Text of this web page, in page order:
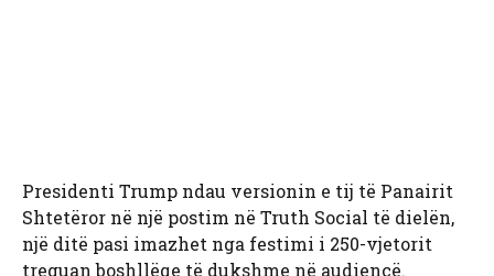
Presidenti Trump ndau versionin e tij të Panairit
Shtetëror në një postim në Truth Social të dielën,
një ditë pasi imazhet nga festimi i 250-vjetorit
treguan boshllëqe të dukshme në audiencë.